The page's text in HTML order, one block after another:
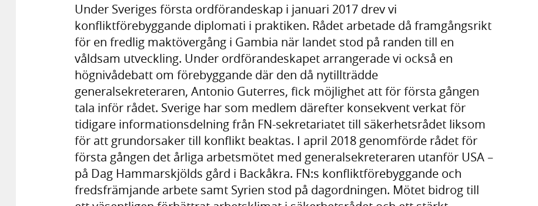
Under Sveriges första ordförandeskap i januari 2017 drev vi
konfliktförebyggande diplomati i praktiken. Rådet arbetade då framgångsrikt
för en fredlig maktövergång i Gambia när landet stod på randen till en
våldsam utveckling. Under ordförandeskapet arrangerade vi också en
högnivådebatt om förebyggande där den då nytillträdde
generalsekreteraren, Antonio Guterres, fick möjlighet att för första gången
tala inför rådet. Sverige har som medlem därefter konsekvent verkat för
tidigare informationsdelning från FN-sekretariatet till säkerhetsrådet liksom
för att grundorsaker till konflikt beaktas. I april 2018 genomförde rådet för
första gången det årliga arbetsmötet med generalsekreteraren utanför USA –
på Dag Hammarskjölds gård i Backåkra. FN:s konfliktförebyggande och
fredsfrämjande arbete samt Syrien stod på dagordningen. Mötet bidrog till